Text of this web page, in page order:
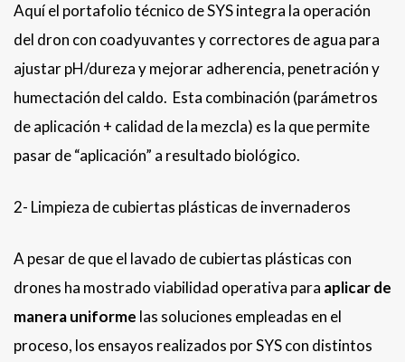
Aquí el portafolio técnico de SYS integra la operación
del dron con coadyuvantes y correctores de agua para
ajustar pH/dureza y mejorar adherencia, penetración y
humectación del caldo. Esta combinación (parámetros
de aplicación + calidad de la mezcla) es la que permite
pasar de “aplicación” a resultado biológico.
2- Limpieza de cubiertas plásticas de invernaderos
A pesar de que el lavado de cubiertas plásticas con
drones ha mostrado viabilidad operativa para aplicar de
manera uniforme las soluciones empleadas en el
proceso, los ensayos realizados por SYS con distintos